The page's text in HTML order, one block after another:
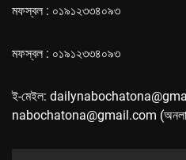
মফস্বল : ০১৯১২৩৩৪০৯৩
মফস্বল : ০১৯১২৩৩৪০৯৩
ই-মেইল:
nabochatona@gmail.com